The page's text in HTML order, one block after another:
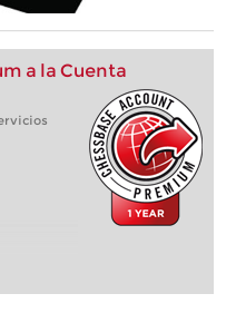
a la Cuenta